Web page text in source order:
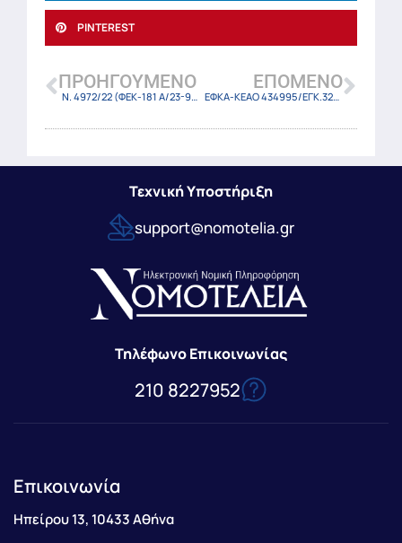
PINTEREST
ΠΡΟΗΓΟΎΜΕΝΟ
Ν. 4972/22 (ΦΕΚ-181 Α/23-9-22)
ΕΠΌΜΕΝΟ
ΕΦΚΑ-ΚΕΑΟ 434995/ΕΓΚ.32/23-9-22
Τεχνική Υποστήριξη
support@nomotelia.gr
Τηλέφωνο Επικοινωνίας
210 8227952
Επικοινωνία
Ηπείρου 13, 10433 Αθήνα